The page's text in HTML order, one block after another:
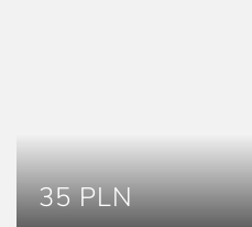
35 PLN